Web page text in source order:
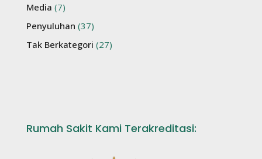
Media (7)
Penyuluhan (37)
Tak Berkategori (27)
Rumah Sakit Kami Terakreditasi: